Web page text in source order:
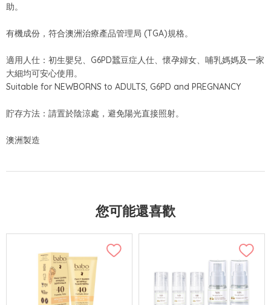
助。
有機成份，符合澳洲治療產品管理局 (TGA)規格。
適用人仕：初生嬰兒、G6PD蠶豆症人仕、懷孕婦女、哺乳媽媽及一家
大細均可安心使用。
Suitable for NEWBORNS to ADULTS, G6PD and PREGNANCY
貯存方法：請置於陰涼處，避免陽光直接照射。
澳洲製造
您可能還喜歡